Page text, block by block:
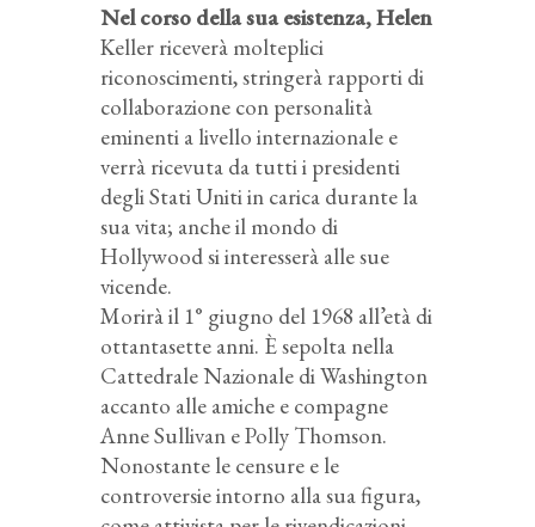
Nel corso della sua esistenza, Helen
Keller riceverà molteplici
riconoscimenti, stringerà rapporti di
collaborazione con personalità
eminenti a livello internazionale e
verrà ricevuta da tutti i presidenti
degli Stati Uniti in carica durante la
sua vita; anche il mondo di
Hollywood si interesserà alle sue
vicende.
Morirà il 1° giugno del 1968 all’età di
ottantasette anni. È sepolta nella
Cattedrale Nazionale di Washington
accanto alle amiche e compagne
Anne Sullivan e Polly Thomson.
Nonostante le censure e le
controversie intorno alla sua figura,